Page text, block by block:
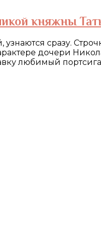
княжны
сразу.
дочери
любимый